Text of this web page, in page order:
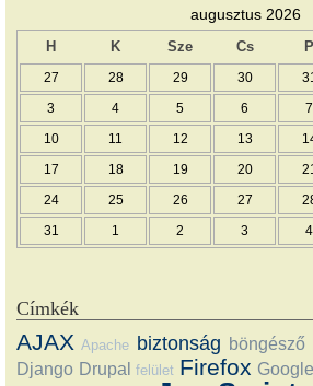
augusztus 2026
H K Sze Cs P
27 28 29 30 31
3 4 5 6 7
10 11 12 13
17 18 19 20 21
24 25 26 27
31 1 2 3 4
Címkék
AJAX Apache biztonság böngésző
Django Drupal felület Firefox Google